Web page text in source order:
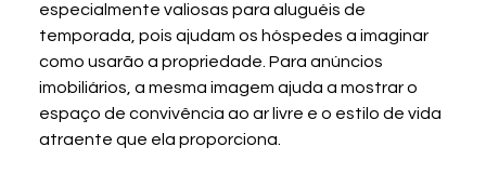
especialmente valiosas para aluguéis de
temporada, pois ajudam os hóspedes a imaginar
como usarão a propriedade. Para anúncios
imobiliários, a mesma imagem ajuda a mostrar o
espaço de convivência ao ar livre e o estilo de vida
atraente que ela proporciona.